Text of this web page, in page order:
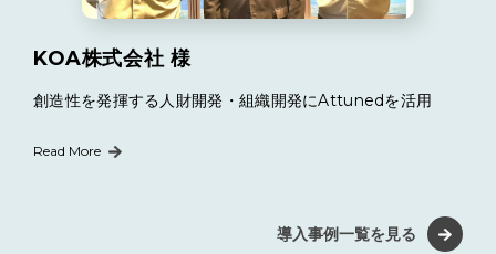
KOA株式会社 様
創造性を発揮する人財開発・組織開発にAttunedを活用
Read More
導入事例一覧を見る